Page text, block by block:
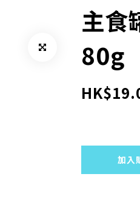
主食
80g
加入